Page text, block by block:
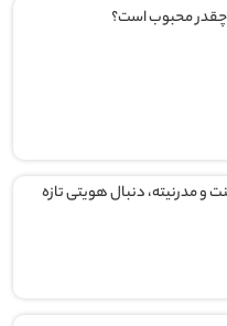
محبوب است؟
و مدرنیته، دنبال هویتی تازه